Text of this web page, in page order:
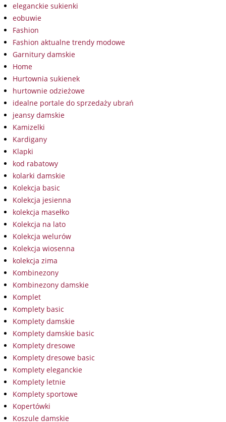
eleganckie sukienki
eobuwie
Fashion
Fashion aktualne trendy modowe
Garnitury damskie
Home
Hurtownia sukienek
hurtownie odzieżowe
idealne portale do sprzedaży ubrań
jeansy damskie
Kamizelki
Kardigany
Klapki
kod rabatowy
kolarki damskie
Kolekcja basic
Kolekcja jesienna
kolekcja masełko
Kolekcja na lato
Kolekcja welurów
Kolekcja wiosenna
kolekcja zima
Kombinezony
Kombinezony damskie
Komplet
Komplety basic
Komplety damskie
Komplety damskie basic
Komplety dresowe
Komplety dresowe basic
Komplety eleganckie
Komplety letnie
Komplety sportowe
Kopertówki
Koszule damskie